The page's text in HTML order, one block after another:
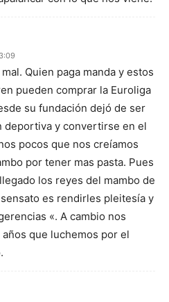
Quien paga manda y estos
pueden comprar la Euroliga
su fundación dejó de ser
deportiva y convertirse en el
pocos que nos creíamos
por tener mas pasta. Pues
los reyes del mambo de
es rendirles pleitesía y
«. A cambio nos
que luchemos por el